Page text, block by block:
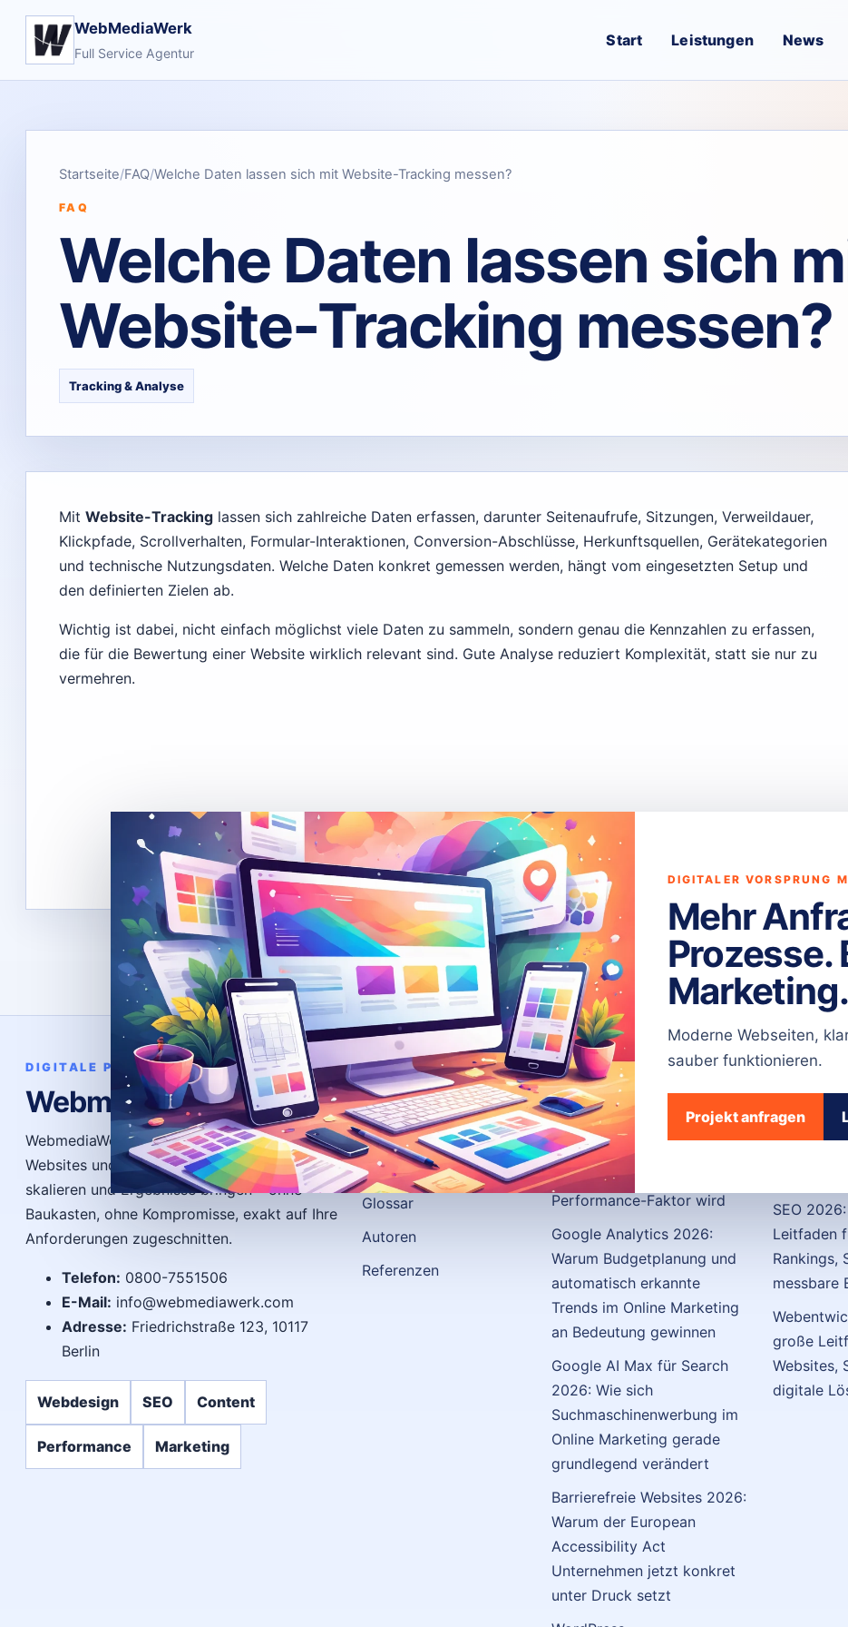
WebMediaWerk
Full Service Agentur
Start Leistungen News
Startseite FAQ Welche Daten lassen sich mit Website-Tracking messen?
FAQ
Welche Daten lassen sich
Website-Tracking messen?
Tracking & Analyse
Mit Website-Tracking lassen sich zahlreiche Daten erfassen, darunter Seitenaufrufe, Sitzungen, Verweildauer,
Klickpfade, Scrollverhalten, Formular-Interaktionen, Conversion-Abschlüsse, Herkunftsquellen, Gerätekategorien
und technische Nutzungsdaten. Welche Daten konkret gemessen werden, hängt vom eingesetzten Setup und
den definierten Zielen ab.
Wichtig ist dabei, nicht einfach möglichst viele Daten zu sammeln, sondern genau die Kennzahlen zu erfassen,
die für die Bewertung einer Website wirklich relevant sind. Gute Analyse reduziert Komplexität, statt sie nur zu
vermehren.
DIGITALE PRÄSENZ
WebmediaWerk
WebmediaWerk entwickelt individuelle
Websites und Systeme, die funktionieren,
skalieren und Ergebnisse bringen – ohne
Baukasten, ohne Kompromisse, exakt auf Ihre
Anforderungen zugeschnitten.
Telefon: 0800-7551506
E-Mail: info@webmediawerk.com
Adresse: Friedrichstraße 123, 10117
Berlin
Webdesign SEO Content
Performance Marketing
Bereiche
News
Ratgeber
FAQ
Glossar
Autoren
Referenzen
Aktuell
Meta verschärft Advertiser
Verification 2026: Warum
Vertrauen im Online
Marketing wieder zum
Performance-Faktor wird
Google Analytics 2026:
Warum Budgetplanung und
automatisch erkannte
Trends im Online Marketing
an Bedeutung gewinnen
Google AI Max für Search
2026: Wie sich
Suchmaschinenwerbung im
Online Marketing gerade
grundlegend verändert
Barrierefreie Websites 2026:
Warum der European
Accessibility Act
Unternehmen jetzt konkret
unter Druck setzt
Wissen
große
SEO
Leitfaden
Rankings,
messbare
große
Websites,
digitale
DIGITALER VORSPRUNG
Mehr
Prozesse.
Marketing.
Moderne Webseiten,
sauber funktionieren.
Projekt anfragen